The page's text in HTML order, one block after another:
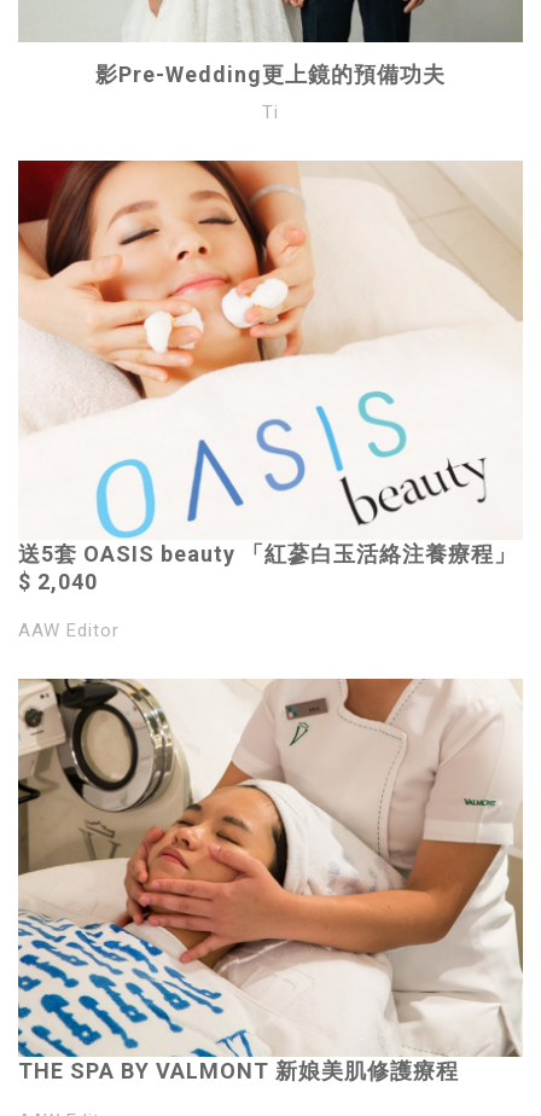
影Pre-Wedding更上鏡的預備功夫
Ti
送5套 OASIS beauty 「紅蔘白玉活絡注養療程」
$ 2,040
AAW Editor
THE SPA BY VALMONT 新娘美肌修護療程